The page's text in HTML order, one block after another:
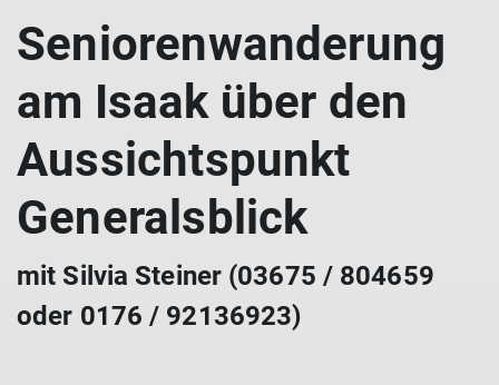
Seniorenwanderung
am Isaak über den
Aussichtspunkt
Generalsblick
mit Silvia Steiner (03675 / 804659
oder 0176 / 92136923)